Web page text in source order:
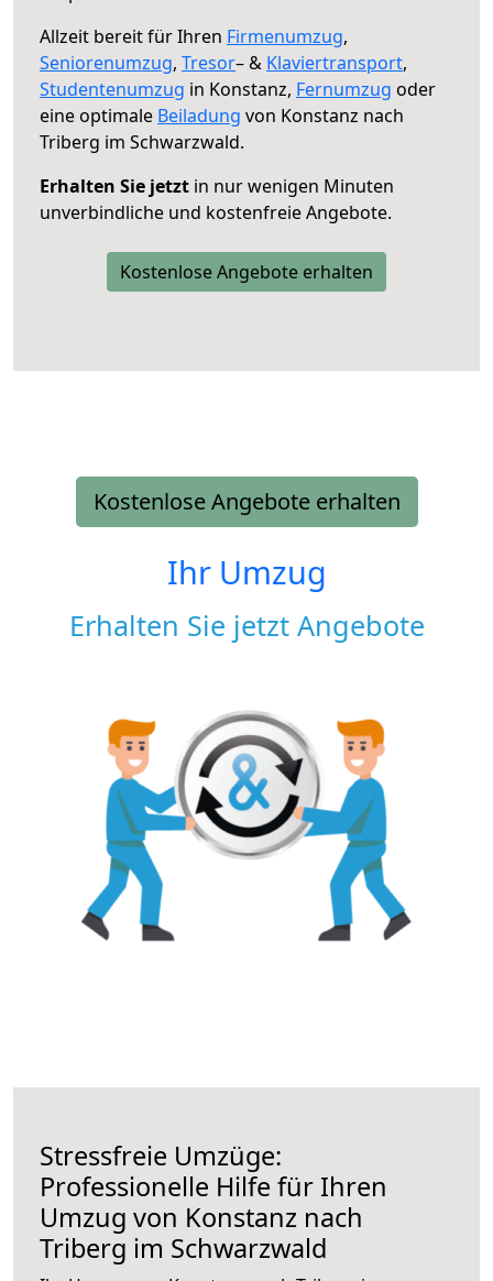
Allzeit bereit für Ihren Firmenumzug,
Seniorenumzug, Tresor– & Klaviertransport,
Studentenumzug in Konstanz, Fernumzug oder
eine optimale Beiladung von Konstanz nach
Triberg im Schwarzwald.
Erhalten Sie jetzt in nur wenigen Minuten
unverbindliche und kostenfreie Angebote.
Kostenlose Angebote erhalten
Kostenlose Angebote erhalten
Ihr Umzug
Erhalten Sie jetzt Angebote
Stressfreie Umzüge:
Professionelle Hilfe für Ihren
Umzug von Konstanz nach
Triberg im Schwarzwald